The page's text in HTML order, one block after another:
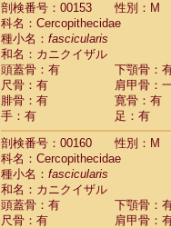
剖検番号：00153
性別：M
科名：Cercopithecidae
種小名： fascicularis
和名：カニクイザル
頭蓋骨：有
下顎骨：
尺骨：有
肩甲骨：
腓骨：有
寛骨：有
手：有
足：有
剖検番号：00160
性別：M
科名：Cercopithecidae
種小名： fascicularis
和名：カニクイザル
頭蓋骨：有
下顎骨：
尺骨：有
肩甲骨：